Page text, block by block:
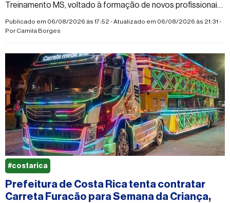
Treinamento MS, voltado à formação de novos profissionais
em manutenção de celulares
Publicado em 06/08/2026 às 17:52 - Atualizado em 06/08/2026 às 21:31 -
PorCamila Borges
Prefeitura de Costa Rica tenta contratar
Carreta Furacão para Semana da Criança,
#costarica